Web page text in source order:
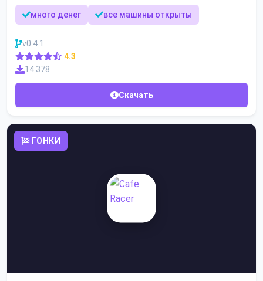
много денег все машины открыты
v0.4.1
4.3
14 378
Скачать
ГОНКИ